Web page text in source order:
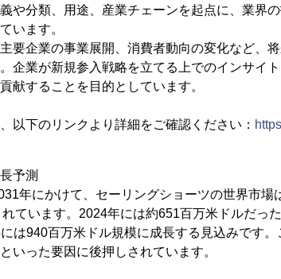
や分類、用途、産業チェーンを起点に、業界
います。
要企業の事業展開、消費者動向の変化など、
企業が新規参入戦略を立てる上でのインサイ
献することを目的としています。
以下のリンクより詳細をご確認ください：
予測
年にかけて、セーリングショーツの世界市場
ています。2024年には約651百万米ドルだっ
は940百万米ドル規模に成長する見込みです
いった要因に後押しされています。